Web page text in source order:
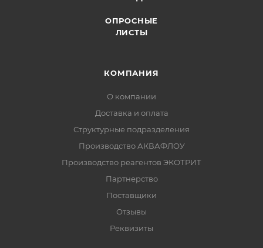
ОПРОСНЫЕ
ЛИСТЫ
КОМПАНИЯ
О компании
Доставка и оплата
Структурные подразделения
Производство АКВАФЛОУ
Производство реагентов ЭКОТРИТ
Партнерство
Поставщики
Отзывы
Реквизиты